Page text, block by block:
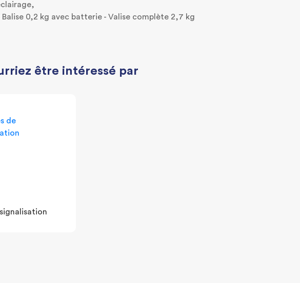
Balise 0,2 kg avec batterie - Valise complète 2,7 kg
être intéressé par